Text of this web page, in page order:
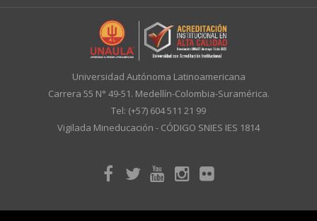
Universidad Autónoma Latinoamericana
Carrera 55 N° 49-51. Medellín-Colombia-Suramérica.
Tel: (+57) 604 511 21 99
Vigilada Mineducación - CÓDIGO SNIES IES 1814